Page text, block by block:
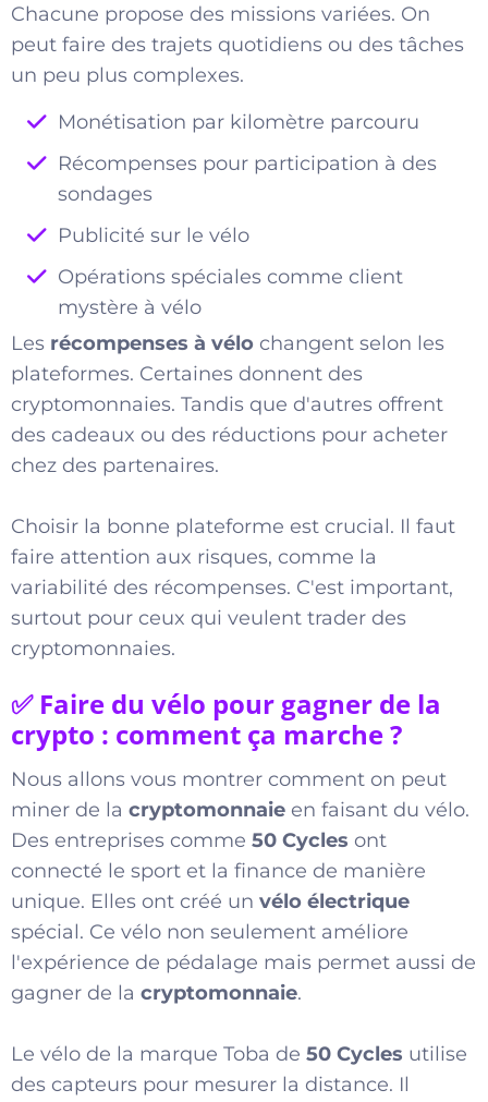
Chacune propose des missions variées. On
peut faire des trajets quotidiens ou des tâches
un peu plus complexes.
Monétisation par kilomètre parcouru
Récompenses pour participation à des
sondages
Publicité sur le vélo
Opérations spéciales comme client
mystère à vélo
Les récompenses à vélo changent selon les
plateformes. Certaines donnent des
cryptomonnaies. Tandis que d'autres offrent
des cadeaux ou des réductions pour acheter
chez des partenaires.
Choisir la bonne plateforme est crucial. Il faut
faire attention aux risques, comme la
variabilité des récompenses. C'est important,
surtout pour ceux qui veulent trader des
cryptomonnaies.
✅ Faire du vélo pour gagner de la
crypto : comment ça marche ?
Nous allons vous montrer comment on peut
miner de la cryptomonnaie en faisant du vélo.
Des entreprises comme 50 Cycles ont
connecté le sport et la finance de manière
unique. Elles ont créé un vélo électrique
spécial. Ce vélo non seulement améliore
l'expérience de pédalage mais permet aussi de
gagner de la cryptomonnaie.
Le vélo de la marque Toba de 50 Cycles utilise
des capteurs pour mesurer la distance. Il